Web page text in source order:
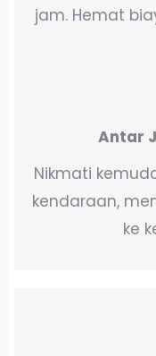
jam. Hemat
Antar
Nikmati
kendaraan,
ke